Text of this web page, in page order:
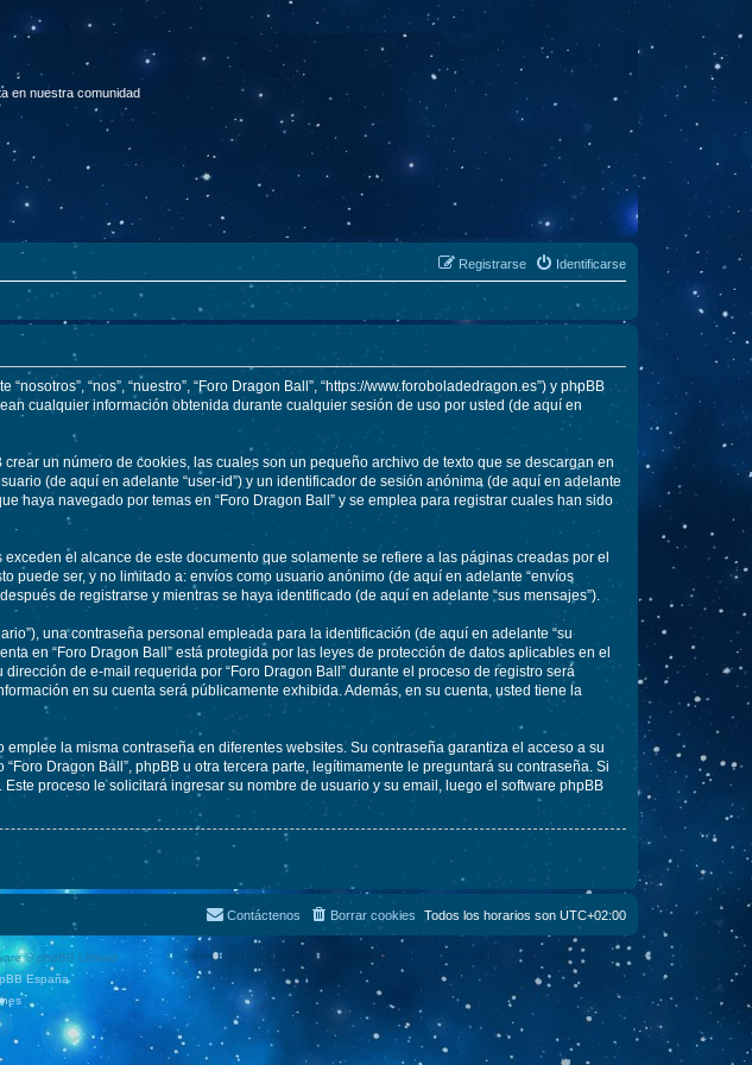
en nuestra comunidad
Identificarse
Registrarse
“nos”, “nuestro”, “Foro Dragon Ball”, “https://www.foroboladedragon.es”) y phpBB
cualquier información obtenida durante cualquier sesión de uso por usted (de aquí en
un número de cookies, las cuales son un pequeño archivo de texto que se descargan en
(de aquí en adelante “user-id”) y un identificador de sesión anónima (de aquí en adelante
haya navegado por temas en “Foro Dragon Ball” y se emplea para registrar cuales han sido
el alcance de este documento que solamente se refiere a las páginas creadas por el
puede ser, y no limitado a: envíos como usuario anónimo (de aquí en adelante “envíos
de registrarse y mientras se haya identificado (de aquí en adelante “sus mensajes”).
una contraseña personal empleada para la identificación (de aquí en adelante “su
en “Foro Dragon Ball” está protegida por las leyes de protección de datos aplicables en el
de e-mail requerida por “Foro Dragon Ball” durante el proceso de registro será
en su cuenta será públicamente exhibida. Además, en su cuenta, usted tiene la
la misma contraseña en diferentes websites. Su contraseña garantiza el acceso a su
Dragon Ball”, phpBB u otra tercera parte, legítimamente le preguntará su contraseña. Si
proceso le solicitará ingresar su nombre de usuario y su email, luego el software phpBB
Todos los horarios son UTC+02:00
Borrar cookies
Contáctenos
© phpBB Limited
España